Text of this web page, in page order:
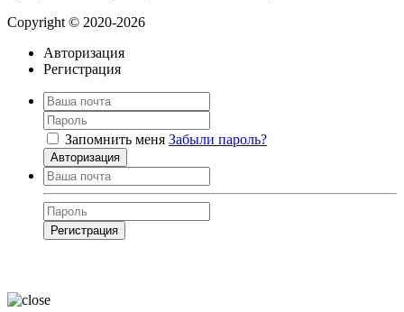
Copyright © 2020-2026
Авторизация
Регистрация
Запомнить меня Забыли пароль?
Авторизация
Регистрация